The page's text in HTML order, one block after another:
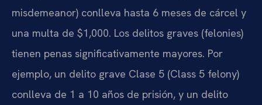
misdemeanor) conlleva hasta 6 meses de cárcel y
una multa de $1,000. Los delitos graves (felonies)
tienen penas significativamente mayores. Por
ejemplo, un delito grave Clase 5 (Class 5 felony)
conlleva de 1 a 10 años de prisión, y un delito